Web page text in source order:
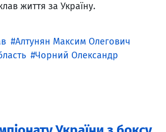
життя за Україну.
Алтунян Максим Олегович
Чорний Олександр